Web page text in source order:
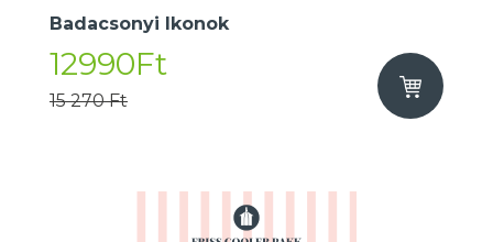
Badacsonyi Ikonok
12990Ft
15 270 Ft